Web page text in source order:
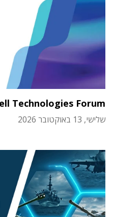
Technologies Forum
שלישי, 13 באוקטובר 2026